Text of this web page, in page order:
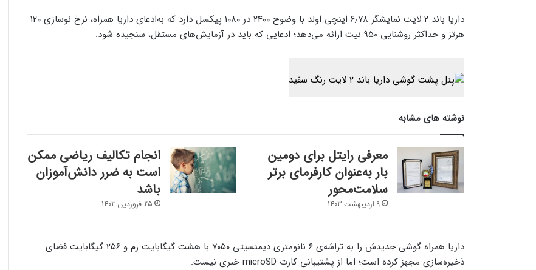
داریا باند ۲ لایت نمایشگر ۶٫۷۸ اینچی اولد با وضوح ۲۴۰۰ در ۱۰۸۰ پیکسل دارد که به‌ادعای داریا همراه، نرخ نوسازی ۱۲۰
هرتز و حداکثر روشنایی ۹۵۰ نیت ارائه می‌دهد؛ ادعایی که باید در آزمایش‌های مستقل، سنجیده شود.
نوشته های مشابه
معرفی رایتل برای دومین
بار به‌عنوان کارفرمای برتر
سلامت‌محور
9 اردیبهشت 1403
انجام تکالیف ریاضی ممکن
است به ضرر دانش‌آموزان
باشد
25 فروردین 1403
داریا همراه گوشی جدیدش را به تراشه‌ی ۶ نانومتری دیمنسیتی ۷۰۵۰ با هشت گیگابایت رم و ۲۵۶ گیگابایت فضای
ذخیره‌سازی مجهز کرده است؛ اما از پشتیبانی کارت microSD خبری نیست.